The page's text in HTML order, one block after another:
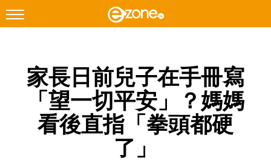
Facebook Instagram
網絡生活
家長日前兒子在手冊寫
「望一切平安」？媽媽
看後直指「拳頭都硬
了」